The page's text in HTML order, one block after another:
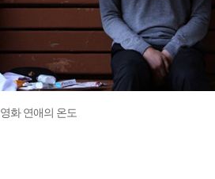
영화 연애의 온도